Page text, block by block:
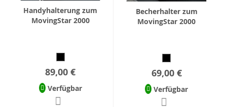
Handyhalterung zum
MovingStar 2000
89,00 €
Verfügbar
Becherhalter zum
MovingStar 2000
69,00 €
Verfügbar